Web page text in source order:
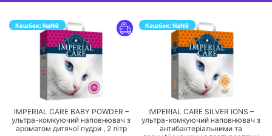
Кешбек:NaN₴
ПЕРЕЙТИ
IMPERIAL CARE BABY POWDER –
ультра-комкуючий наповнювач з
ароматом дитячої пудри , 2літр
Кешбек:NaN₴
ПЕРЕЙТИ
IMPERIAL CARE SILVER IONS –
ультра-комкуючий наповнювач з
антибактеріальними та